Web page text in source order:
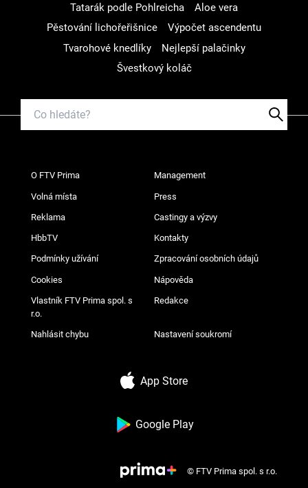
Tatarák podle Pohlreicha
Aloe vera
Pěstování lichořeřišnice
Výpočet ascendentu
Tvarohové knedlíky
Nejlepší palačinky
Švestkový koláč
O FTV Prima Management
Volná místa Press
Reklama Castingy a výzvy
HbbTV Kontakty
Podmínky užívání Zpracování osobních údajů
Cookies Nápověda
Vlastník FTV Prima spol. s
r.o.
Redakce
Nahlásit chybu Nastavení soukromí
App Store
Google Play
© FTV Prima spol. s r.o.